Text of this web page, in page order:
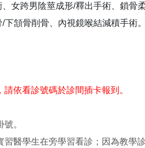
女跨男陰莖成形/釋出手術、鎖骨柔
頷骨削骨、內視鏡喉結減積手術。
依看診號碼於診間插卡報到。
。
醫學生在旁學習看診；因為教學